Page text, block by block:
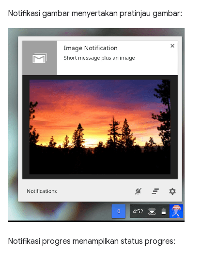
Notifikasi gambar menyertakan pratinjau gambar:
Notifikasi progres menampilkan status progres: